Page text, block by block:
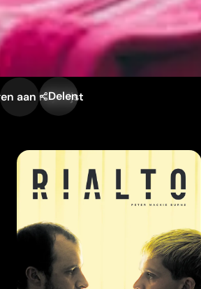
aan mijn lijst
Delen